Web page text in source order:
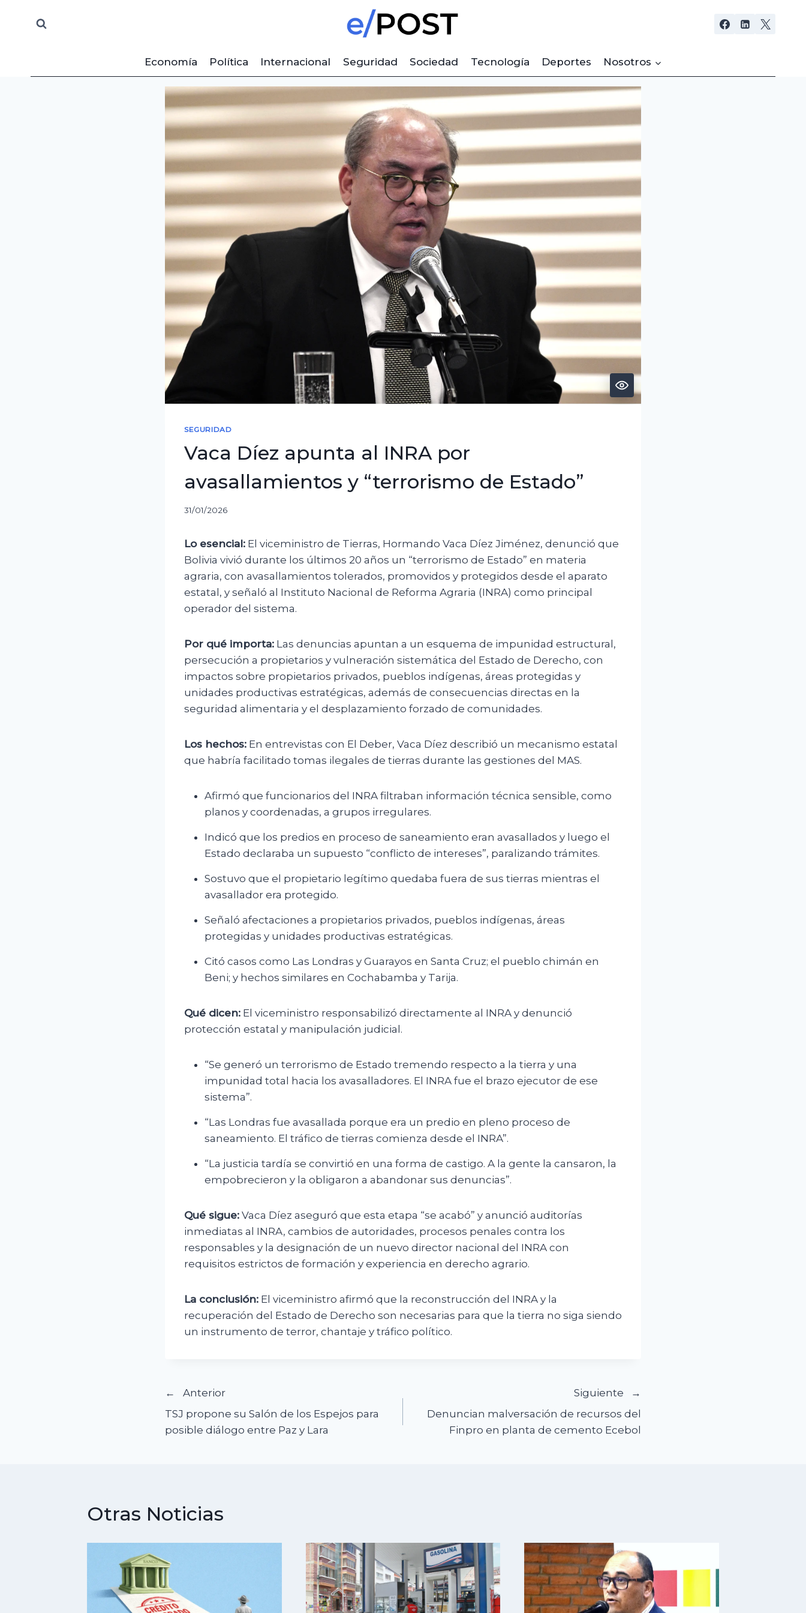
Economía
Política Internacional Seguridad Sociedad Tecnología Deportes Nosotros
SEGURIDAD
Vaca Díez apunta al INRA por
avasallamientos y “terrorismo de Estado”
31/01/2026
Lo esencial: El viceministro de Tierras, Hormando Vaca Díez Jiménez, denunció que
Bolivia vivió durante los últimos 20 años un “terrorismo de Estado” en materia
agraria, con avasallamientos tolerados, promovidos y protegidos desde el aparato
estatal, y señaló al Instituto Nacional de Reforma Agraria (INRA) como principal
operador del sistema.
Por qué importa: Las denuncias apuntan a un esquema de impunidad estructural,
persecución a propietarios y vulneración sistemática del Estado de Derecho, con
impactos sobre propietarios privados, pueblos indígenas, áreas protegidas y
unidades productivas estratégicas, además de consecuencias directas en la
seguridad alimentaria y el desplazamiento forzado de comunidades.
Los hechos: En entrevistas con El Deber, Vaca Díez describió un mecanismo estatal
que habría facilitado tomas ilegales de tierras durante las gestiones del MAS.
Afirmó que funcionarios del INRA filtraban información técnica sensible, como
planos y coordenadas, a grupos irregulares.
Indicó que los predios en proceso de saneamiento eran avasallados y luego el
Estado declaraba un supuesto “conflicto de intereses”, paralizando trámites.
Sostuvo que el propietario legítimo quedaba fuera de sus tierras mientras el
avasallador era protegido.
Señaló afectaciones a propietarios privados, pueblos indígenas, áreas
protegidas y unidades productivas estratégicas.
Citó casos como Las Londras y Guarayos en Santa Cruz; el pueblo chimán en
Beni; y hechos similares en Cochabamba y Tarija.
Qué dicen: El viceministro responsabilizó directamente al INRA y denunció
protección estatal y manipulación judicial.
“Se generó un terrorismo de Estado tremendo respecto a la tierra y una
impunidad total hacia los avasalladores. El INRA fue el brazo ejecutor de ese
sistema”.
“Las Londras fue avasallada porque era un predio en pleno proceso de
saneamiento. El tráfico de tierras comienza desde el INRA”.
“La justicia tardía se convirtió en una forma de castigo. A la gente la cansaron, la
empobrecieron y la obligaron a abandonar sus denuncias”.
Qué sigue: Vaca Díez aseguró que esta etapa “se acabó” y anunció auditorías
inmediatas al INRA, cambios de autoridades, procesos penales contra los
responsables y la designación de un nuevo director nacional del INRA con
requisitos estrictos de formación y experiencia en derecho agrario.
La conclusión: El viceministro afirmó que la reconstrucción del INRA y la
recuperación del Estado de Derecho son necesarias para que la tierra no siga siendo
un instrumento de terror, chantaje y tráfico político.
Navegación
de
Anterior
TSJ propone su Salón de los Espejos para
posible diálogo entre Paz y Lara
Siguiente
Denuncian malversación de recursos del
Finpro en planta de cemento Ecebol
Otras Noticias